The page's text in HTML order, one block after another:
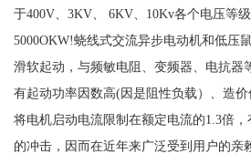
于400V、3KV、 6KV、10Kv各个电压等
5000OKW!蛲线式交流异步电动机和低压
滑软起动，与频敏电阻、变频器、电抗器
有起动功率因数高(因是阻性负载）、造
将电机启动电流限制在额定电流的1.3倍
的冲击，因而在近年来广泛受到用户的亲